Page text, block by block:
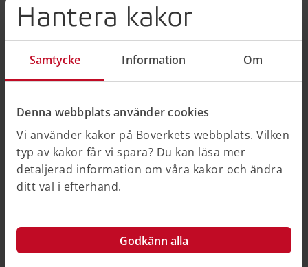
Hantera kakor
Samtycke Information Om
Denna webbplats använder cookies
Vi använder kakor på Boverkets webbplats. Vilken
typ av kakor får vi spara? Du kan läsa mer
detaljerad information om våra kakor och ändra
ditt val i efterhand.
Godkänn alla
Kort film med introduktion till datafilen och söktips.
Relaterad information
Publikationer